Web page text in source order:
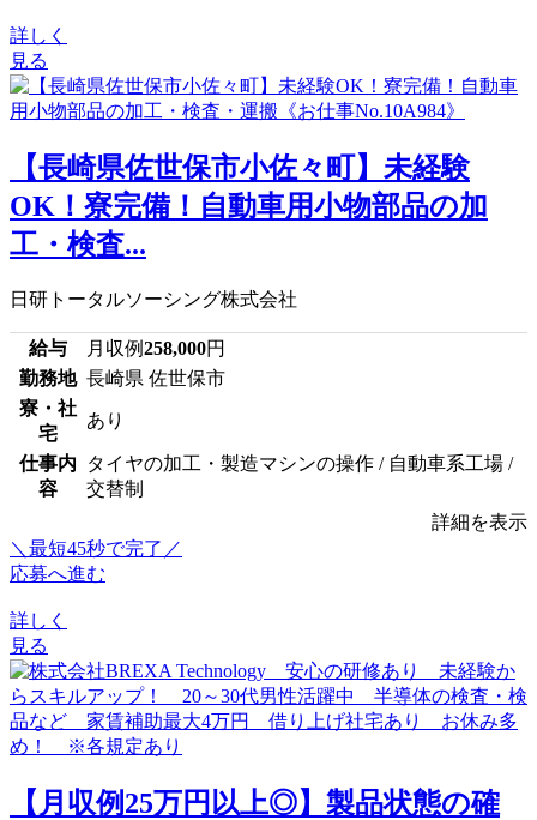
詳しく
見る
【長崎県佐世保市小佐々町】未経験
OK！寮完備！自動車用小物部品の加
工・検査...
日研トータルソーシング株式会社
給与 月収例258,000円
勤務地 長崎県 佐世保市
寮・社
宅
あり
仕事内
容
タイヤの加工・製造マシンの操作 / 自動車系工場 /
交替制
詳細を表示
＼最短45秒で完了／
応募へ進む
詳しく
見る
【月収例25万円以上◎】製品状態の確